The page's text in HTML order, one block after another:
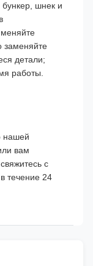
шнек и
меняйте
заменяйте
детали;
работы.
нашей
вам
с
течение 24